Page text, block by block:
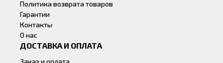
Политика возврата товаров
Гарантии
Контакты
О нас
ДОСТАВКА И ОПЛАТА
Заказ и оплата